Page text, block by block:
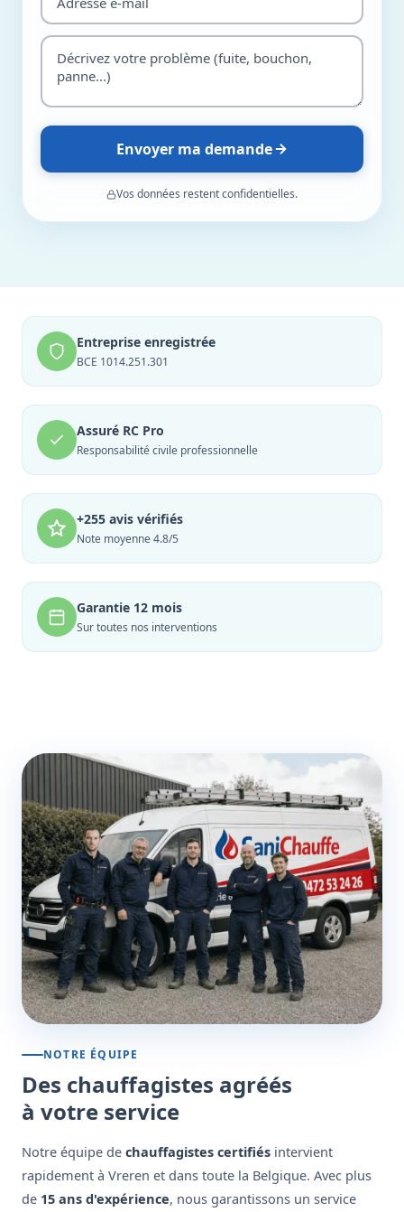
Envoyer ma demande
Vos données restent confidentielles.
Entreprise enregistrée
BCE 1014.251.301
Assuré RC Pro
Responsabilité civile professionnelle
+255 avis vérifiés
Note moyenne 4.8/5
Garantie 12 mois
Sur toutes nos interventions
NOTRE ÉQUIPE
Des chauffagistes agréés
à votre service
Notre équipe de chauffagistes certifiés intervient
rapidement à Vreren et dans toute la Belgique. Avec plus
de 15 ans d'expérience, nous garantissons un service